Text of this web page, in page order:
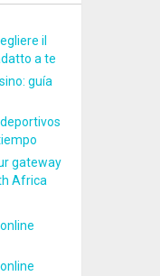
il
a te
guía
gateway
Africa